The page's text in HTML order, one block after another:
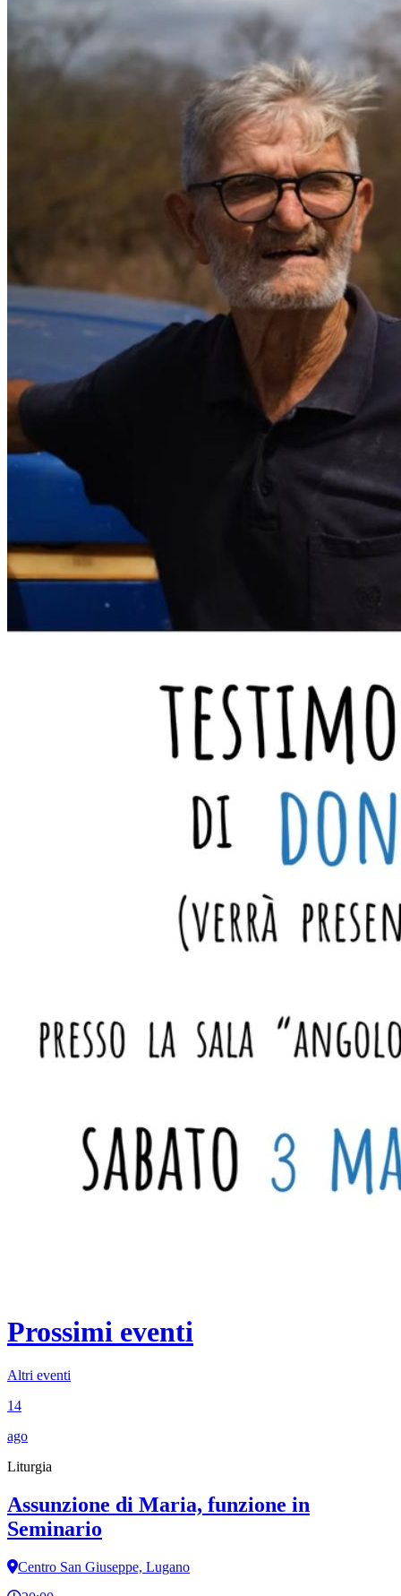
Prossimi eventi
Altri eventi
14
ago
Liturgia
Assunzione di Maria, funzione in
Seminario
Centro San Giuseppe, Lugano